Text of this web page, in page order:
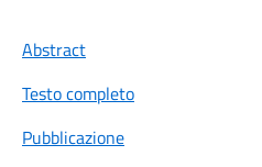
Abstract
Testo completo
Pubblicazione